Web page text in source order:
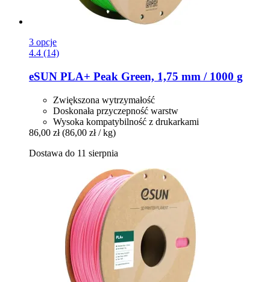
3 opcje
4.4 (14)
eSUN PLA+ Peak Green, 1,75 mm / 1000 g
Zwiększona wytrzymałość
Doskonała przyczepność warstw
Wysoka kompatybilność z drukarkami
86,00 zł (86,00 zł / kg)
Dostawa do 11 sierpnia